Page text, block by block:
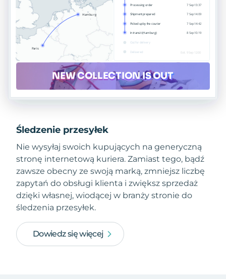
Śledzenie przesyłek
Nie wysyłaj swoich kupujących na generyczną
stronę internetową kuriera. Zamiast tego, bądź
zawsze obecny ze swoją marką, zmniejsz liczbę
zapytań do obsługi klienta i zwiększ sprzedaż
dzięki własnej, wiodącej w branży stronie do
śledzenia przesyłek.
Dowiedz się więcej